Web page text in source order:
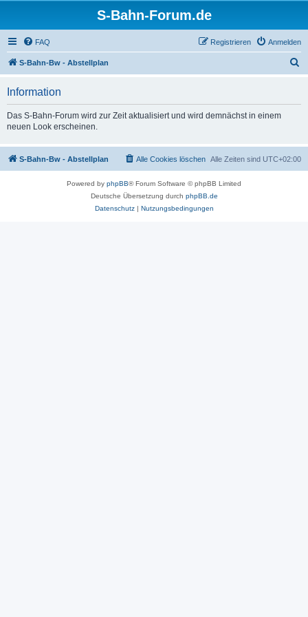
S-Bahn-Forum.de
FAQ Anmelden
Registrieren
S-Bahn-Bw - Abstellplan
Information
Das S-Bahn-Forum wird zur Zeit aktualisiert und wird demnächst in einem
neuen Look erscheinen.
S-Bahn-Bw - Abstellplan Alle Zeiten sind UTC+02:00
Alle Cookies löschen
Powered by phpBB® Forum Software © phpBB Limited
Deutsche Übersetzung durch phpBB.de
Datenschutz| Nutzungsbedingungen